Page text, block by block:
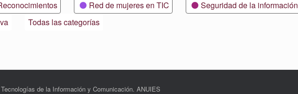
Red de mujeres en TIC Seguridad de la información
Todas las categorías
de la Información y Comunicación. ANUIES